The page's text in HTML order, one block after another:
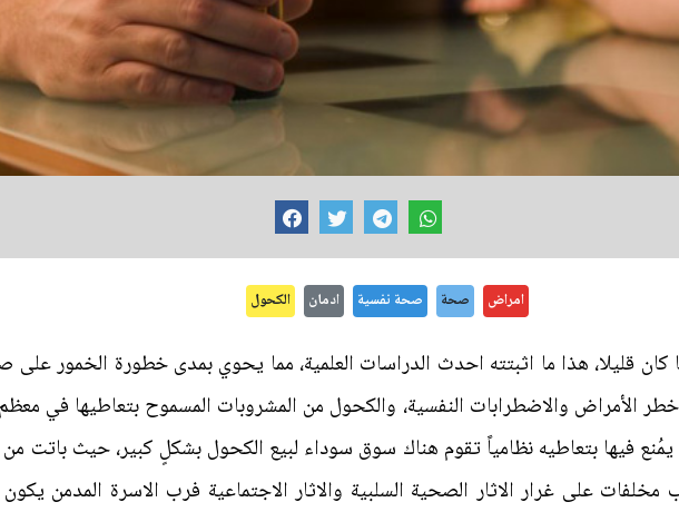
امراض صحة صحة نفسية ادمان الكحول
قليلا، هذا ما اثبتته احدث الدراسات العلمية، مما يحوي بمدى خطورة الخمور على
الأمراض والاضطرابات النفسية، والكحول من المشروبات المسموح بتعاطيها في
فيها بتعاطيه نظامياً تقوم هناك سوق سوداء لبيع الكحول بشكلٍ كبير، حيث باتت من
على غرار الاثار الصحية السلبية والاثار الاجتماعية فرب الاسرة المدمن يكون